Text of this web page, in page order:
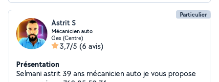
Particulier
Astrit S
Mécanicien auto
Gex (Centre)
3,7/5 (6 avis)
Présentation
Selmani astrit 39 ans mécanicien auto je vous propose